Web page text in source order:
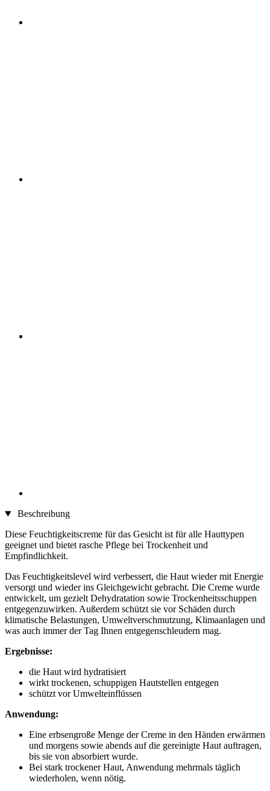
Beschreibung
Diese Feuchtigkeitscreme für das Gesicht ist für alle Hauttypen
geeignet und bietet rasche Pflege bei Trockenheit und
Empfindlichkeit.
Das Feuchtigkeitslevel wird verbessert, die Haut wieder mit Energie
versorgt und wieder ins Gleichgewicht gebracht. Die Creme wurde
entwickelt, um gezielt Dehydratation sowie Trockenheitsschuppen
entgegenzuwirken. Außerdem schützt sie vor Schäden durch
klimatische Belastungen, Umweltverschmutzung, Klimaanlagen und
was auch immer der Tag Ihnen entgegenschleudern mag.
Ergebnisse:
die Haut wird hydratisiert
wirkt trockenen, schuppigen Hautstellen entgegen
schützt vor Umwelteinflüssen
Anwendung:
Eine erbsengroße Menge der Creme in den Händen erwärmen
und morgens sowie abends auf die gereinigte Haut auftragen,
bis sie von absorbiert wurde.
Bei stark trockener Haut, Anwendung mehrmals täglich
wiederholen, wenn nötig.